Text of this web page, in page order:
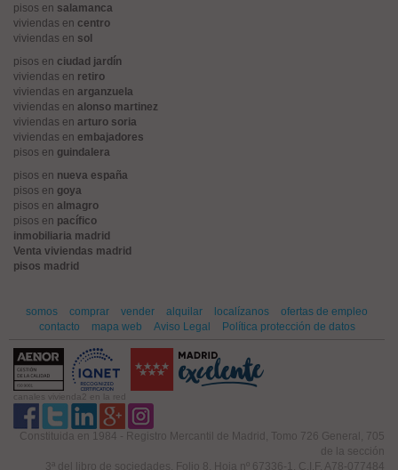
pisos en salamanca
viviendas en centro
viviendas en sol
pisos en ciudad jardín
viviendas en retiro
viviendas en arganzuela
viviendas en alonso martinez
viviendas en arturo soria
viviendas en embajadores
pisos en guindalera
pisos en nueva españa
pisos en goya
pisos en almagro
pisos en pacífico
inmobiliaria madrid
Venta viviendas madrid
pisos madrid
somos comprar vender alquilar localízanos
ofertas de empleo
contacto
mapa web Aviso Legal Política protección de datos
canales vivienda2 en la red
Constituida en 1984 - Registro Mercantil de Madrid, Tomo 726 General, 705
de la sección
3ª del libro de sociedades, Folio 8, Hoja nº 67336-1. C.I.F. A78-077484